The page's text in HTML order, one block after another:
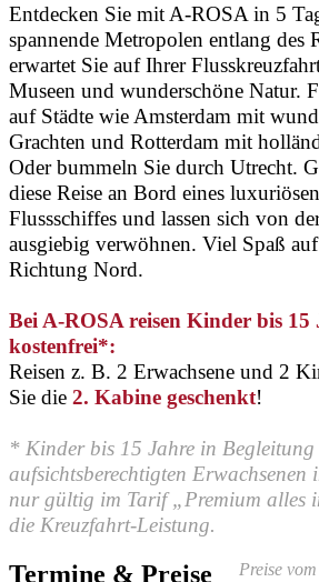
Entdecken Sie mit A-ROSA in 5
spannende Metropolen entlang des
erwartet Sie auf Ihrer
Museen und wunderschöne Natur.
auf Städte wie Amsterdam mit
Grachten und Rotterdam mit
Oder bummeln Sie durch Utrecht.
diese Reise an Bord eines
Flussschiffes und lassen sich von
ausgiebig verwöhnen. Viel Spaß
Richtung Nord.
Bei A-ROSA reisen Kinder bis 15
kostenfrei*:
Reisen z. B. 2 Erwachsene und 2
Sie die 2. Kabine geschenkt!
* Kinder bis 15 Jahre in Begleitung
aufsichtsberechtigten Erwachsenen
nur gültig im Tarif „Premium alles
die Kreuzfahrt-Leistung.
Preise
Termine & Preise